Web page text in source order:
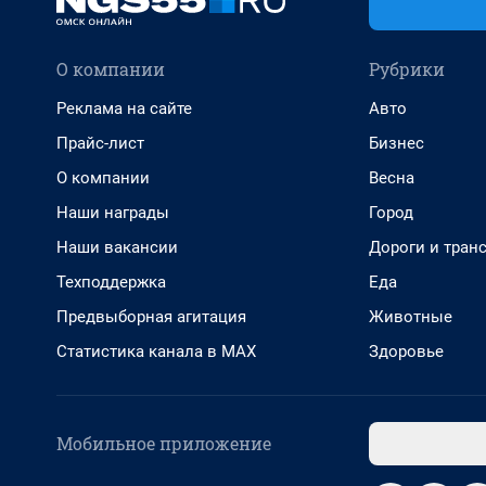
О компании
Реклама на сайте
Прайс-лист
О компании
Наши награды
Наши вакансии
Техподдержка
Предвыборная агитация
Статистика канала в MAX
Рубрики
Авто
Бизнес
Весна
Город
Дороги и
Еда
Животные
Здоровье
Мобильное приложение